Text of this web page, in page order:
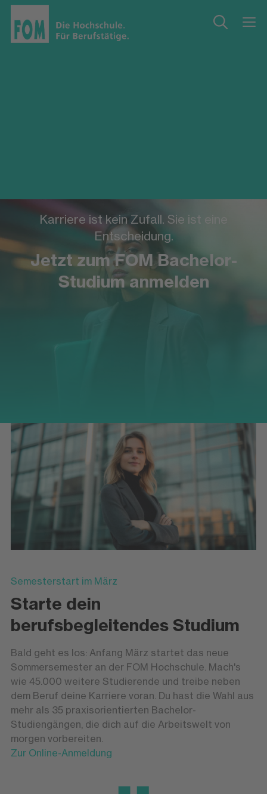
Karriere ist kein Zufall. Sie ist eine
Entscheidung.
Jetzt zum FOM Bachelor-
Studium anmelden
Semesterstart im März
Starte dein
berufsbegleitendes Studium
Bald geht es los: Anfang März startet das neue
Sommersemester an der FOM Hochschule. Mach's
wie 45.000 weitere Studierende und treibe neben
dem Beruf deine Karriere voran. Du hast die Wahl aus
mehr als 35 praxisorientierten Bachelor-
Studiengängen, die dich auf die Arbeitswelt von
morgen vorbereiten.
Zur Online-Anmeldung